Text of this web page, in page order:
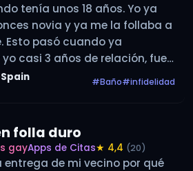
tenía unos 18 años. Yo ya
novia y ya me la follaba a
Esto pasó cuando ya
casi 3 años de relación, fue
#Baño#infidelidad
folla duro
gayApps de Citas★ 4,4 (20)
entrega de mi vecino por qué